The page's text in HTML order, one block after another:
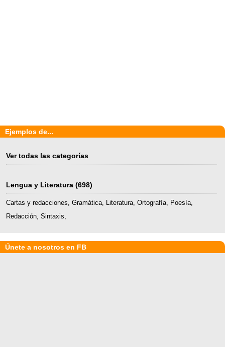
Ejemplos de...
Ver todas las categorías
Lengua y Literatura (698)
Cartas y redacciones, Gramática, Literatura, Ortografía, Poesía,
Redacción, Sintaxis,
Únete a nosotros en FB